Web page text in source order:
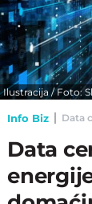
Ilustracija / Foto:
Info Biz Data
Data